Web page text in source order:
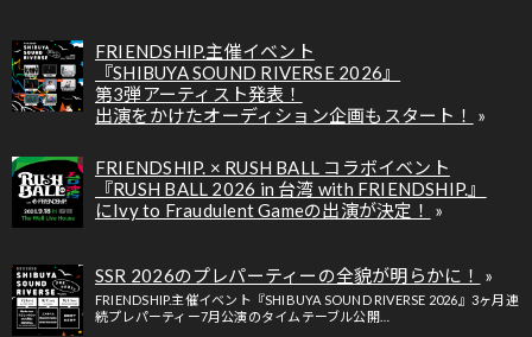
FRIENDSHIP.主催イベント
『SHIBUYA SOUND RIVERSE 2026』
第3弾アーティスト発表！
出演をかけたオーディション企画もスタート！
FRIENDSHIP. × RUSH BALL コラボイベント
『RUSH BALL 2026 in 台湾 with FRIENDSHIP.』
にIvy to Fraudulent Gameの出演が決定！
SSR 2026のプレパーティーの全貌が明らかに！
FRIENDSHIP.主催イベント『SHIBUYA SOUND RIVERSE 2026』3ヶ月連
続プレパーティー7月公演のタイムテーブル公開…